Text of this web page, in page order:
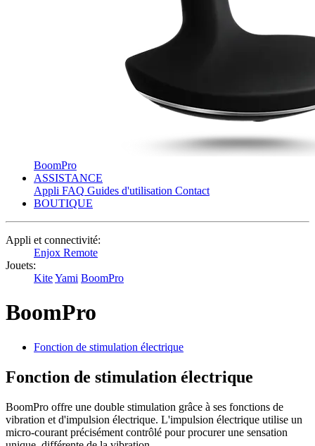
BoomPro
ASSISTANCE
Appli FAQ Guides d'utilisation Contact
BOUTIQUE
Appli et connectivité:
Enjox Remote
Jouets:
KiteYami BoomPro
BoomPro
Fonction de stimulation électrique
Fonction de stimulation électrique
BoomPro offre une double stimulation grâce à ses fonctions de
vibration et d'impulsion électrique. L'impulsion électrique utilise un
micro-courant précisément contrôlé pour procurer une sensation